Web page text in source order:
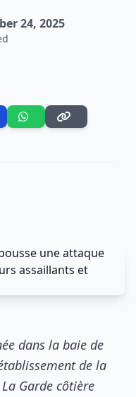
24, 2025
dans la baie de
de la
Garde côtière